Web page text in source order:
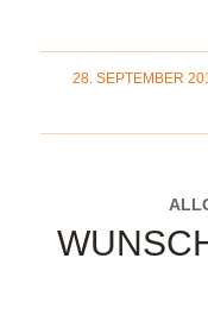
28. SEPTEMBER
/